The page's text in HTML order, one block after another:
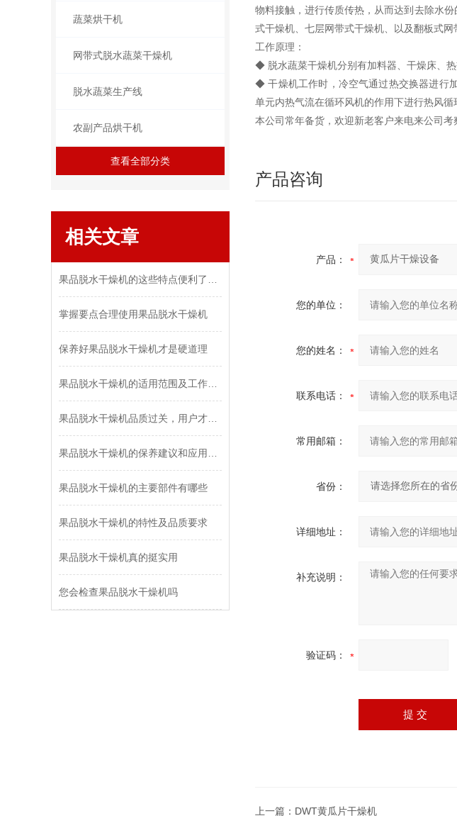
蔬菜烘干机
网带式脱水蔬菜干燥机
脱水蔬菜生产线
农副产品烘干机
查看全部分类
相关文章
掌握要点合理使用果品脱水干燥机
保养好果品脱水干燥机才是硬道理
果品脱水干燥机的主要部件有哪些
果品脱水干燥机的特性及品质要求
果品脱水干燥机真的挺实用
您会检查果品脱水干燥机吗
物料接触，进行传质传热，从而达到去除水
式干燥机、七层网带式干燥机、以及翻板式网
工作原理：
◆ 脱水蔬菜干燥机分别有加料器、干燥床、热
◆ 干燥机工作时，冷空气通过热交换器进行
单元内热气流在循环风机的作用下进行热风
本公司常年备货，欢迎新老客户来电来公司
产品咨询
产品：
您的单位：
您的姓名：
联系电话：
常用邮箱：
省份：
详细地址：
补充说明：
验证码：
上一篇： DWT黄瓜片干燥机